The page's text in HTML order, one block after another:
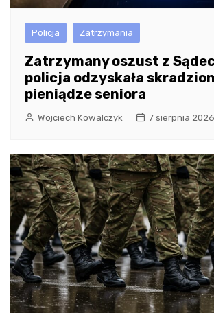
Policja Zatrzymania
Zatrzymany oszust z
policja odzyskała
pieniądze seniora
Wojciech Kowalczyk 7 sierpnia 2026